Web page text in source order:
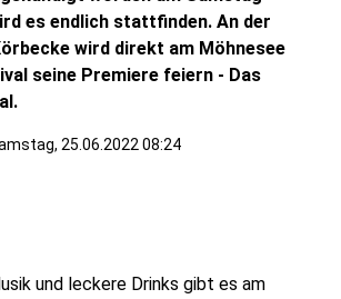
es endlich stattfinden. An der
wird direkt am Möhnesee
seine Premiere feiern - Das
25.06.2022 08:24
und leckere Drinks gibt es am